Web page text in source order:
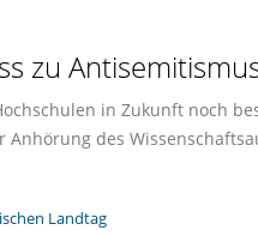
zu
in Zukunft noch
des
Landtag